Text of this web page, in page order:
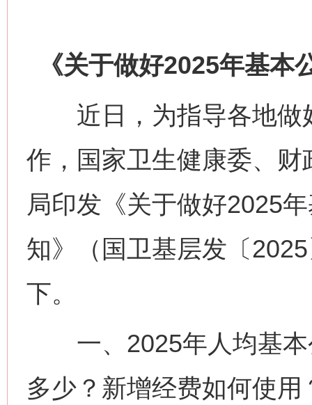
《关于做好2025年基
近日，为指导各地做
作，国家卫生健康委、
局印发《关于做好2025
知》（国卫基层发〔
下。
一、2025年人均基本
多少？新增经费如何使用